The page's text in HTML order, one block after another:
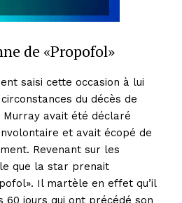
de «Propofol»
saisi cette occasion à lui
du décès de
Murray avait été déclaré
et avait écopé de
Revenant sur les
que la star prenait
Il martèle en effet qu’il
60 jours qui ont précédé son